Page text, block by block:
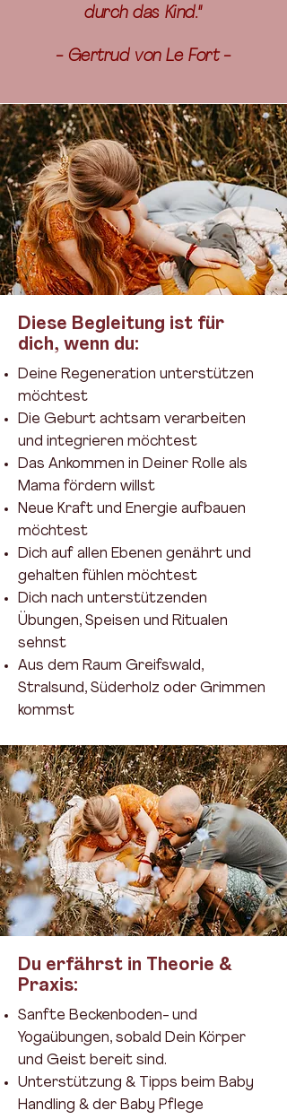
durch das Kind."
- Gertrud von Le Fort -
Diese Begleitung ist für
dich, wenn du:
Deine Regeneration unterstützen
möchtest
Die Geburt achtsam verarbeiten
und integrieren möchtest
Das Ankommen in Deiner Rolle als
Mama fördern willst
Neue Kraft und Energie aufbauen
möchtest
Dich auf allen Ebenen genährt und
gehalten fühlen möchtest
Dich nach unterstützenden
Übungen, Speisen und Ritualen
sehnst
Aus dem Raum Greifswald,
Stralsund, Süderholz oder Grimmen
kommst
Du erfährst in Theorie &
Praxis:
Sanfte Beckenboden- und
Yogaübungen, sobald Dein Körper
und Geist bereit sind.
Unterstützung & Tipps beim Baby
Handling & der Baby Pflege